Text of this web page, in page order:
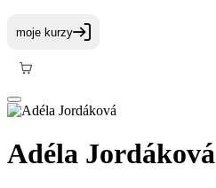
Adéla Jordáková